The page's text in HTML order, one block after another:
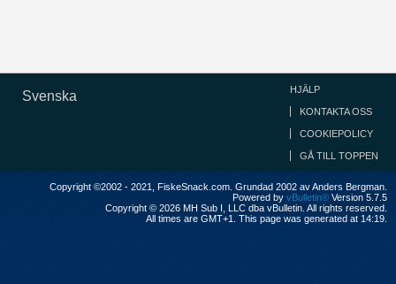
Svenska HJÄLP
KONTAKTA OSS
COOKIEPOLICY
GÅ TILL TOPPEN
Copyright ©2002 - 2021, FiskeSnack.com. Grundad 2002 av Anders Bergman.
Powered by vBulletin® Version 5.7.5
Copyright © 2026 MH Sub I, LLC dba vBulletin. All rights reserved.
All times are GMT+1. This page was generated at 14:19.